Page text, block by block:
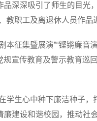
深深吸引了师生的目光
教职工及离退休人员作品
集暨展演”“铿锵廉音演
规宣传教育及警示教育巡
生心中种下廉洁种子，
建设和谐校园，推动社